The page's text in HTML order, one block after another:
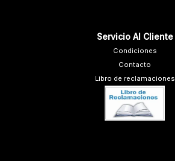
Servicio Al Cliente
Condiciones
Contacto
Libro de reclamaciones